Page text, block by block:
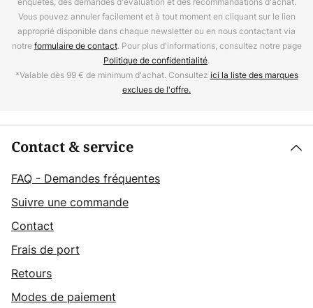
Vous pouvez annuler facilement et à tout moment en cliquant sur le lien
approprié disponible dans chaque newsletter ou en nous contactant via
notreformulaire de contact. Pour plus d'informations, consultez notre page
Politique de confidentialité.
*Valable dès 99 € de minimum d'achat. Consultez ici la liste des marques
exclues de l'offre.
Contact & service
FAQ - Demandes fréquentes
Suivre une commande
Contact
Frais de port
Retours
Modes de paiement